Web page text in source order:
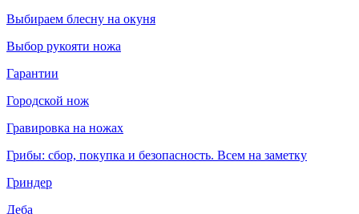
Выбираем блесну на окуня
Выбор рукояти ножа
Гарантии
Городской нож
Гравировка на ножах
Грибы: сбор, покупка и безопасность. Всем на заметку
Гриндер
Деба